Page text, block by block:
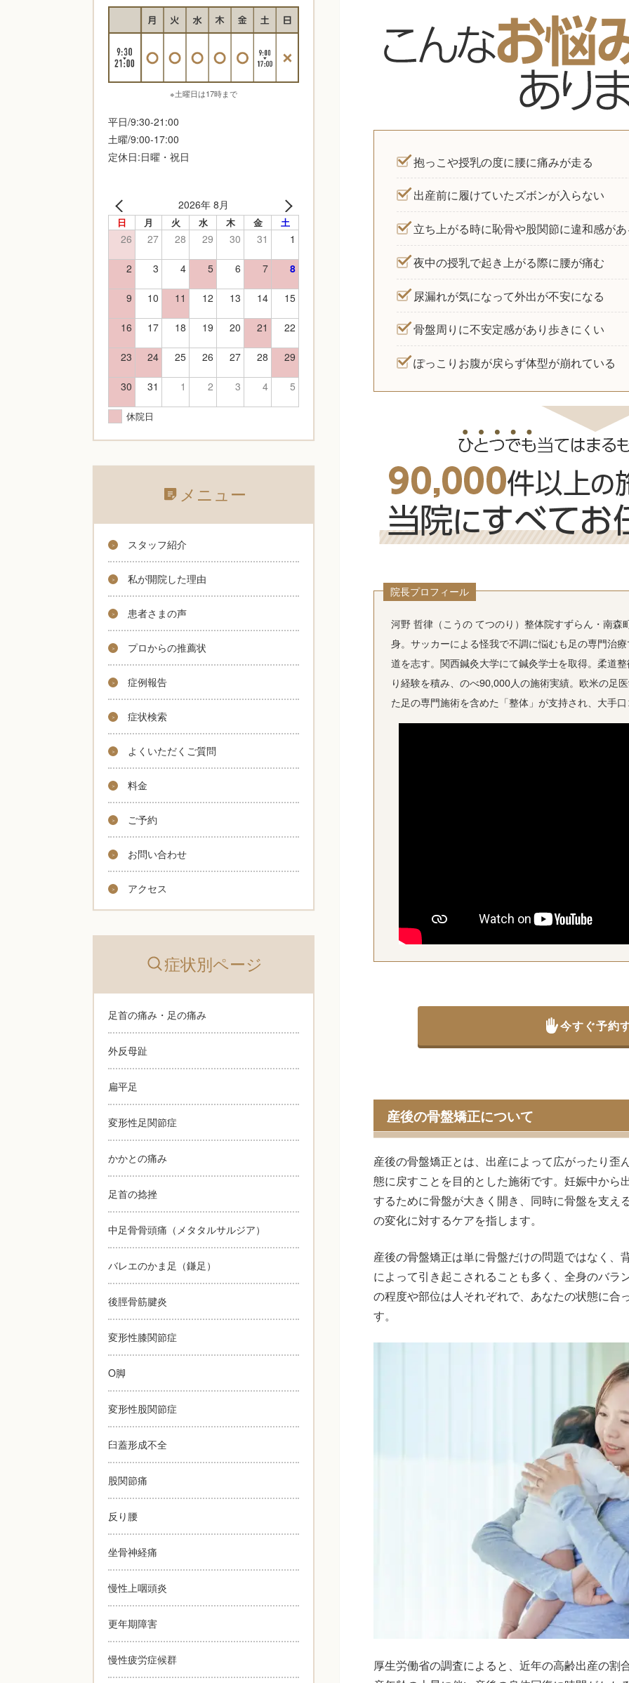
抱っこや授乳の度に腰に痛みが走る
出産前に履けていたズボンが入らない
立ち上がる時に恥骨や股関節に違和感が
夜中の授乳で起き上がる際に腰が痛む
尿漏れが気になって外出が不安になる
骨盤周りに不安定感があり歩きにくい
ぽっこりお腹が戻らず体型が崩れている
院長プロフィール
河野 哲律（こうの てつのり）整体院すずらん・南
身。サッカーによる怪我で不調に悩むも足の専門治
道を志す。関西鍼灸大学にて鍼灸学士を取得。柔道
り経験を積み、のべ90,000人の施術実績。欧米の足
た足の専門施術を含めた「整体」が支持され、大手
今すぐ予約
産後の骨盤矯正について
産後の骨盤矯正とは、出産によって広がったり歪
態に戻すことを目的とした施術です。妊娠中から
するために骨盤が大きく開き、同時に骨盤を支え
の変化に対するケアを指します。
産後の骨盤矯正は単に骨盤だけの問題ではなく、
によって引き起こされることも多く、全身のバラ
の程度や部位は人それぞれで、あなたの状態に合
す。
厚生労働省の調査によると、近年の高齢出産の割
※土曜日は17時まで
平日/9:30-21:00
土曜/9:00-17:00
定休日:日曜・祝日
2026年 8月
日 月 火 水 木 金 土
26 27 28 29 30 31 1
2 3 4 5 6 7 8
9 10 11 12 13 14 15
16 17 18 19 20 21 22
23 24 25 26 27 28 29
30 31 1 2 3 4 5
休院日
メニュー
スタッフ紹介
私が開院した理由
患者さまの声
プロからの推薦状
症例報告
症状検索
よくいただくご質問
料金
ご予約
お問い合わせ
アクセス
症状別ページ
足首の痛み・足の痛み
外反母趾
扁平足
変形性足関節症
かかとの痛み
足首の捻挫
中足骨骨頭痛（メタタルサルジア）
バレエのかま足（鎌足）
後脛骨筋腱炎
変形性膝関節症
O脚
変形性股関節症
臼蓋形成不全
股関節痛
反り腰
坐骨神経痛
慢性上咽頭炎
更年期障害
慢性疲労症候群